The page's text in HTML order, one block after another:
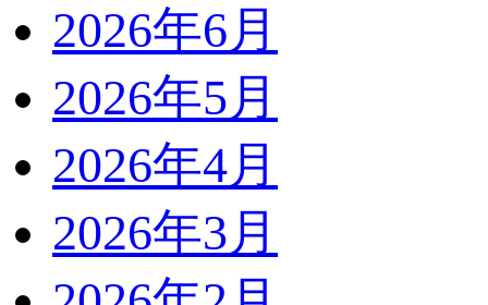
2026年6月
2026年5月
2026年4月
2026年3月